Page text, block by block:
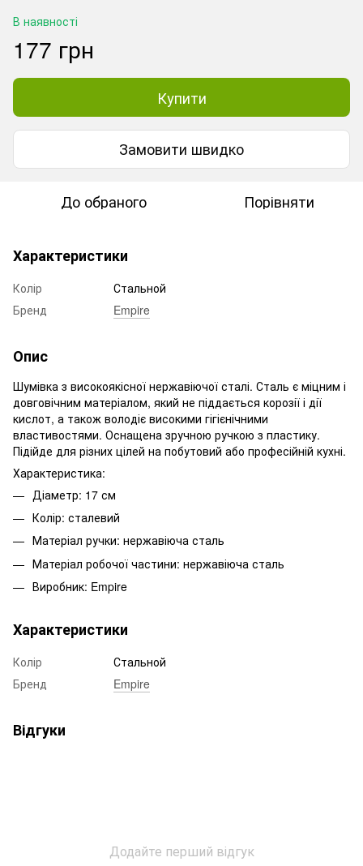
В наявності
177 грн
Купити
Замовити швидко
До обраного Порівняти
Характеристики
Колір
Стальной
Бренд
Empire
Опис
Шумівка з високоякісної нержавіючої сталі. Сталь є міцним і
довговічним матеріалом, який не піддається корозії і дії
кислот, а також володіє високими гігієнічними
властивостями. Оснащена зручною ручкою з пластику.
Підійде для різних цілей на побутовий або професійній кухні.
Характеристика:
Діаметр: 17 см
Колір: сталевий
Матеріал ручки: нержавіюча сталь
Матеріал робочої частини: нержавіюча сталь
Виробник: Empire
Характеристики
Колір
Стальной
Бренд
Empire
Відгуки
Додайте перший відгук